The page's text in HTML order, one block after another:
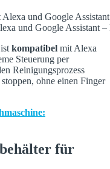
und Google Assistant
kompatibel mit Alexa
Steuerung per
Reinigungsprozess
ohne einen Finger
für